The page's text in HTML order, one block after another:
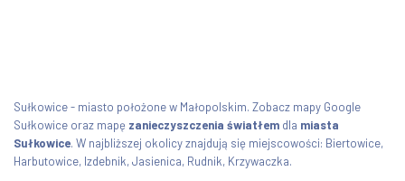
Sułkowice - miasto położone w Małopolskim. Zobacz mapy Google
Sułkowice oraz mapę zanieczyszczenia światłem dla miasta
Sułkowice. W najbliższej okolicy znajdują się miejscowości: Biertowice,
Harbutowice, Izdebnik, Jasienica, Rudnik, Krzywaczka.